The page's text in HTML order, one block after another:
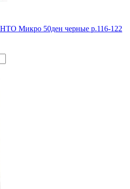
Микро 50ден черные р.116-122